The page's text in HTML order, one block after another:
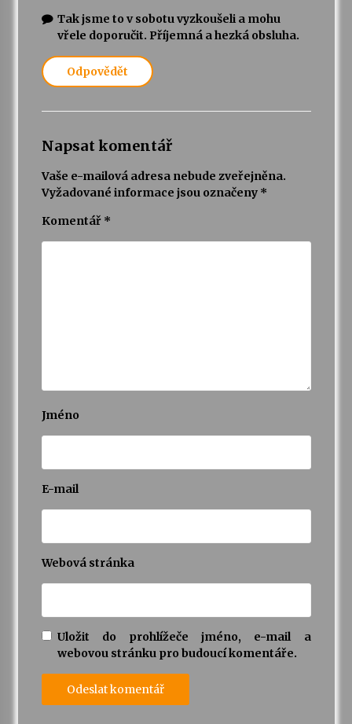
Tak jsme to v sobotu vyzkoušeli a mohu
vřele doporučit. Příjemná a hezká obsluha.
Odpovědět
Napsat komentář
Vaše e-mailová adresa nebude zveřejněna.
Vyžadované informace jsou označeny *
Komentář *
Jméno
E-mail
Webová stránka
Uložit do prohlížeče jméno, e-mail a
webovou stránku pro budoucí komentáře.